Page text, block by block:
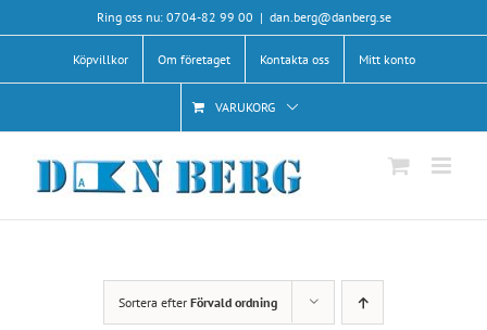
till
innehållet
Ring oss nu: 0704-82 99 00 | dan.berg@danberg.se
Köpvillkor Om företaget Kontakta oss Mitt konto
VARUKORG
Sortera efter Förvald ordning